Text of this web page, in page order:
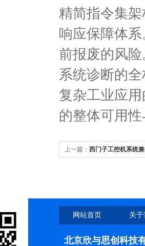
精简指令集
响应保障体
前报废的风
系统诊断的
复杂工业应
的整体可用
上一篇： 西门子工控机系统
网站首页 关
北京欣与思创科技